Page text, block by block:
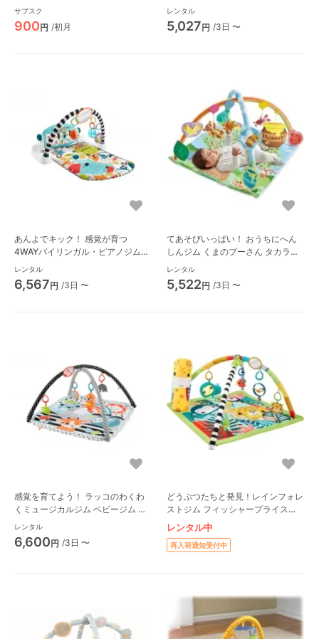
ンタ・トイ」
サブスク
900円 /初月
レンタル
5,027円 /3日 〜
あんよでキック！ 感覚が育つ
4WAYバイリンガル・ピアノジム
ベビージム フィッシャープライス
(Fisher Price)
レンタル
6,567円 /3日 〜
てあそびいっぱい！ おうちにへん
しんジム くまのプーさん タカラト
ミー（TAKARA TOMY）
レンタル
5,522円 /3日 〜
感覚を育てよう！ ラッコのわくわ
くミュージカルジム ベビージム フ
ィッシャープライス(Fisher Price)
レンタル
6,600円 /3日 〜
どうぶつたちと発見！レインフォレ
ストジム フィッシャープライス
(FisherPrice)
レンタル中
再入荷通知受付中